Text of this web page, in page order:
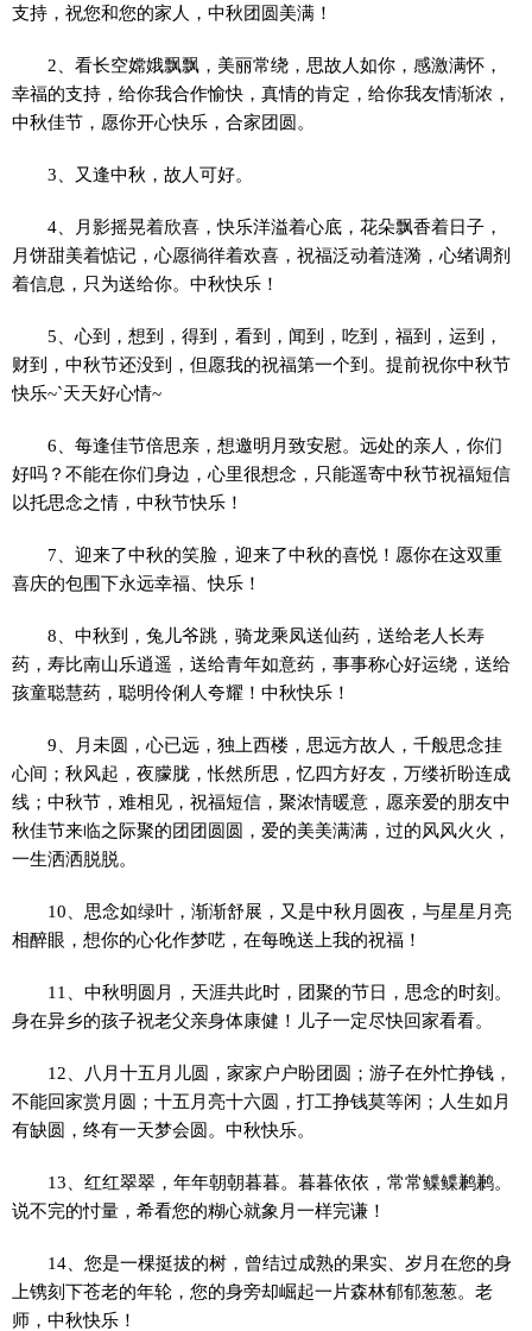
支持，祝您和您的家人，中秋团圆美满！
2、看长空嫦娥飘飘，美丽常绕，思故人如你，感激满怀，
幸福的支持，给你我合作愉快，真情的肯定，给你我友情渐浓，
中秋佳节，愿你开心快乐，合家团圆。
3、又逢中秋，故人可好。
4、月影摇晃着欣喜，快乐洋溢着心底，花朵飘香着日子，
月饼甜美着惦记，心愿徜徉着欢喜，祝福泛动着涟漪，心绪调剂
着信息，只为送给你。中秋快乐！
5、心到，想到，得到，看到，闻到，吃到，福到，运到，
财到，中秋节还没到，但愿我的祝福第一个到。提前祝你中秋节
快乐~`天天好心情~
6、每逢佳节倍思亲，想邀明月致安慰。远处的亲人，你们
好吗？不能在你们身边，心里很想念，只能遥寄中秋节祝福短信
以托思念之情，中秋节快乐！
7、迎来了中秋的笑脸，迎来了中秋的喜悦！愿你在这双重
喜庆的包围下永远幸福、快乐！
8、中秋到，兔儿爷跳，骑龙乘凤送仙药，送给老人长寿
药，寿比南山乐逍遥，送给青年如意药，事事称心好运绕，送给
孩童聪慧药，聪明伶俐人夸耀！中秋快乐！
9、月未圆，心已远，独上西楼，思远方故人，千般思念挂
心间；秋风起，夜朦胧，怅然所思，忆四方好友，万缕祈盼连成
线；中秋节，难相见，祝福短信，聚浓情暖意，愿亲爱的朋友中
秋佳节来临之际聚的团团圆圆，爱的美美满满，过的风风火火，
一生洒洒脱脱。
10、思念如绿叶，渐渐舒展，又是中秋月圆夜，与星星月亮
相醉眼，想你的心化作梦呓，在每晚送上我的祝福！
11、中秋明圆月，天涯共此时，团聚的节日，思念的时刻。
身在异乡的孩子祝老父亲身体康健！儿子一定尽快回家看看。
12、八月十五月儿圆，家家户户盼团圆；游子在外忙挣钱，
不能回家赏月圆；十五月亮十六圆，打工挣钱莫等闲；人生如月
有缺圆，终有一天梦会圆。中秋快乐。
13、红红翠翠，年年朝朝暮暮。暮暮依依，常常鲽鲽鹣鹣。
说不完的忖量，希看您的糊心就象月一样完谦！
14、您是一棵挺拔的树，曾结过成熟的果实、岁月在您的身
上镌刻下苍老的年轮，您的身旁却崛起一片森林郁郁葱葱。老
师，中秋快乐！